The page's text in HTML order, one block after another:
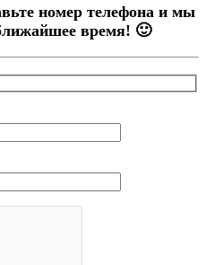
номер телефона и мы
время! 🙂